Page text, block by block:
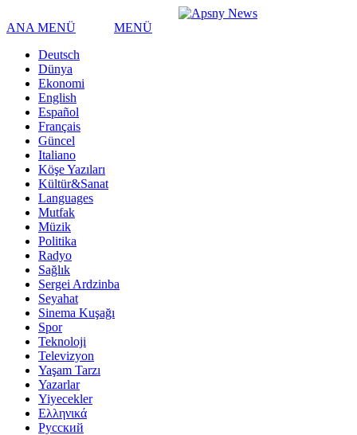
ANA MENÜ
MENÜ
Deutsch
Dünya
Ekonomi
English
Español
Français
Güncel
Italiano
Köşe Yazıları
Kültür&Sanat
Languages
Mutfak
Müzik
Politika
Radyo
Sağlık
Sergei Ardzinba
Seyahat
Sinema Kuşağı
Spor
Teknoloji
Televizyon
Yaşam Tarzı
Yazarlar
Yiyecekler
Ελληνικά
Русский